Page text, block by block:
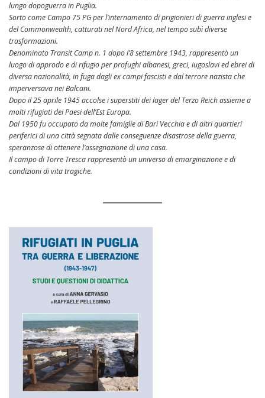
lungo dopoguerra in Puglia.
Sorto come Campo 75 PG per l’internamento di prigionieri di guerra inglesi e
del Commonwealth, catturati nel Nord Africa, nel tempo subì diverse
trasformazioni.
Denominato Transit Camp n. 1 dopo l’8 settembre 1943, rappresentò un
luogo di approdo e di rifugio per profughi albanesi, greci, iugoslavi ed ebrei di
diversa nazionalità, in fuga dagli ex campi fascisti e dal terrore nazista che
imperversava nei Balcani.
Dopo il 25 aprile 1945 accolse i superstiti dei lager del Terzo Reich assieme a
molti rifugiati dei Paesi dell’Est Europa.
Dal 1950 fu occupato da molte famiglie di Bari Vecchia e di altri quartieri
periferici di una città segnata dalle conseguenze disastrose della guerra,
speranzose di ottenere l’assegnazione di una casa.
Il campo di Torre Tresca rappresentò un universo di emarginazione e di
condizioni di vita tragiche.